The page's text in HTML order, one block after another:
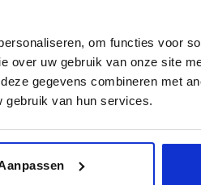
om functies voor
over uw gebruik van onze site
gegevens combineren met
gebruik van hun services.
75
85
18,4
19,6
tussenpozen
geïnformeerd
1-3
4-20
D3 H